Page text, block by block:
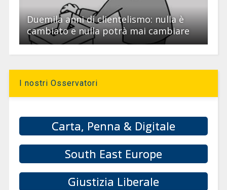
Duemila anni di clientelismo: nulla è
cambiato e nulla potrà mai cambiare
I nostri Osservatori
Carta, Penna & Digitale
South East Europe
Giustizia Liberale